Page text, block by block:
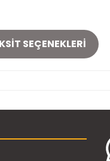
SEÇENEKLERI